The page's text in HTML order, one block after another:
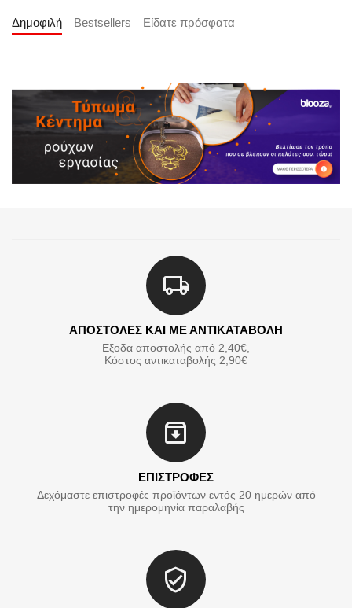
Δημοφιλή Bestsellers Είδατε πρόσφατα
ΑΠΟΣΤΟΛΕΣ ΚΑΙ ΜΕ ΑΝΤΙΚΑΤΑΒΟΛΗ
Εξοδα αποστολής από 2,40€,
Κόστος αντικαταβολής 2,90€
ΕΠΙΣΤΡΟΦΕΣ
Δεχόμαστε επιστροφές προϊόντων εντός 20 ημερών από
την ημερομηνία παραλαβής